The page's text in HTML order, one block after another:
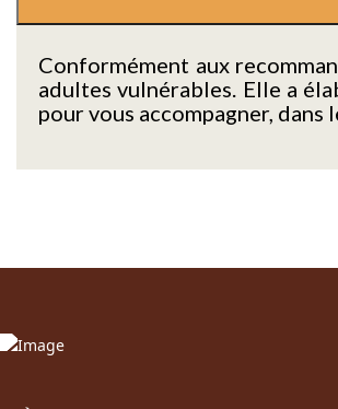
Conformément aux
adultes vulnérables. Elle a
pour vous accompagner,